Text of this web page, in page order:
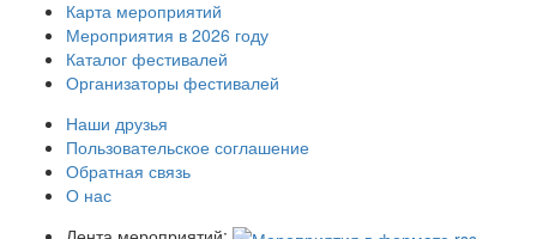
Карта мероприятий
Мероприятия в 2026 году
Каталог фестивалей
Организаторы фестивалей
Наши друзья
Пользовательское соглашение
Обратная связь
О нас